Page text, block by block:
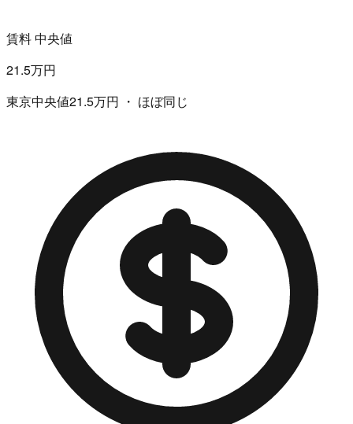
賃料 中央値
21.5万円
東京中央値21.5万円 ・ ほぼ同じ